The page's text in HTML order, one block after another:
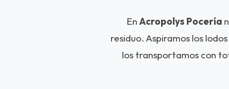
En Acropolys Pocería
residuo. Aspiramos los
los transportamos con